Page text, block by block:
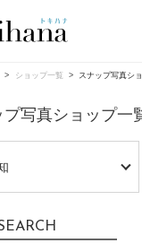
ショップ一覧 スナップ写真シ
プ写真ショップ一